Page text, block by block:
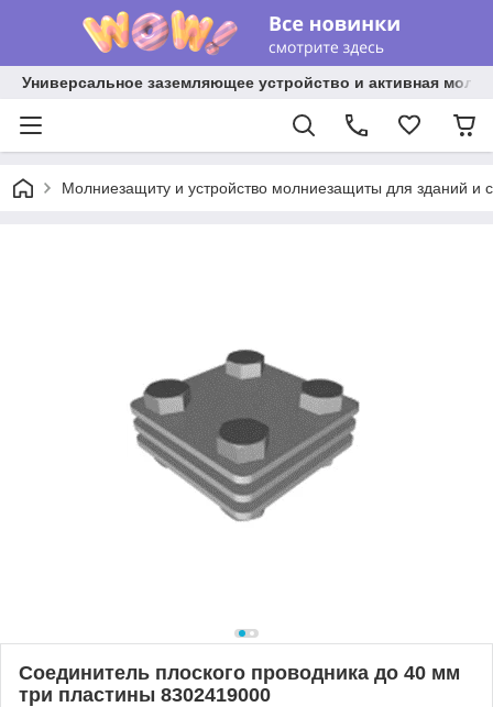
Универсальное заземляющее устройство и активная
Молниезащиту и устройство молниезащиты для зданий и
Соединитель плоского проводника до 40 мм
три пластины 8302419000